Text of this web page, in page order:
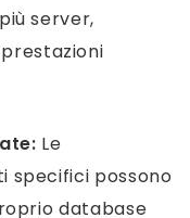
server,
Le
specifici possono
database